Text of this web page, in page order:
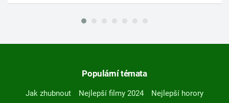
Populární témata
Jak zhubnout Nejlepší filmy 2024
Nejlepší horory